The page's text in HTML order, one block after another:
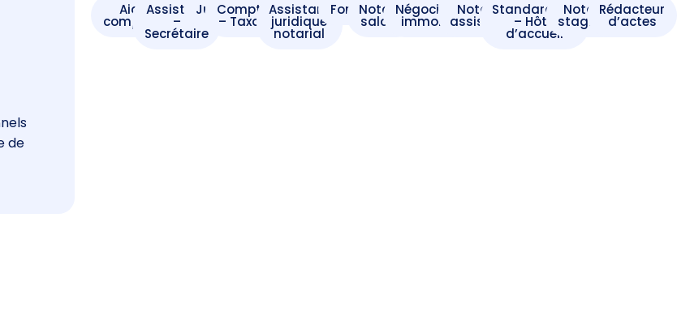
de
Aide -
comptable
Assistant
–
Secrétaire
JuristeComptable
– Taxateur
Assistant
juridique
notarial
Formaliste
Notaire
salarié
Négociateur
immobilier
Notaire
assistant
Standardiste
– Hôte
d’accueil
Notaire
stagiaire
Rédacteur
d’actes